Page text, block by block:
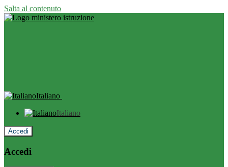
Salta al contenuto
Italiano
Italiano
Accedi
Accedi